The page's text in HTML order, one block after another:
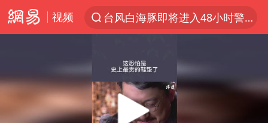
视频
台风白海豚即将进入48小时警戒线
台风白海豚影响中国已成定局
80后女柜员逆袭成4200亿银行副行长